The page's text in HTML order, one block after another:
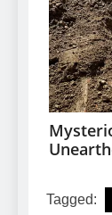
Tagged: